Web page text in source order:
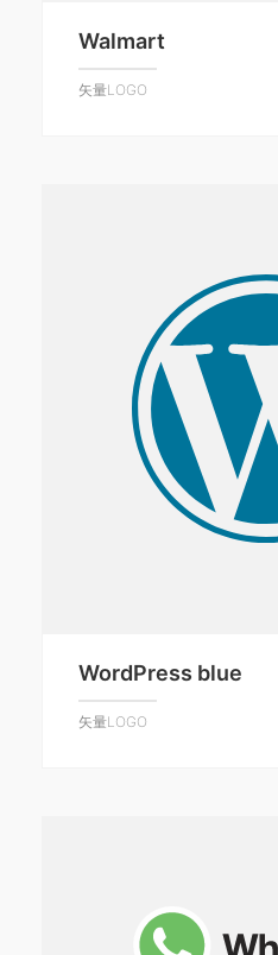
Walmart
矢量LOGO
WordPress blue
矢量LOGO